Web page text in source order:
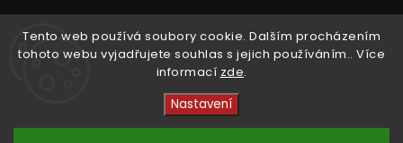
Tento web používá soubory cookie. Dalším procházením
tohoto webu vyjadřujete souhlas s jejich používáním.. Více
informací zde.
Nastavení
Crystal Cruisers